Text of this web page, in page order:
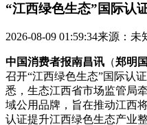
“江西绿色生态”国际认
2026-08-09 01:59:34来源：未
中国消费者报南昌讯 （郑明国
召开“江西绿色生态”国际认
悉，生态江西省市场监管局
域公用品牌，旨在推动江西
认证提升江西绿色生态产业